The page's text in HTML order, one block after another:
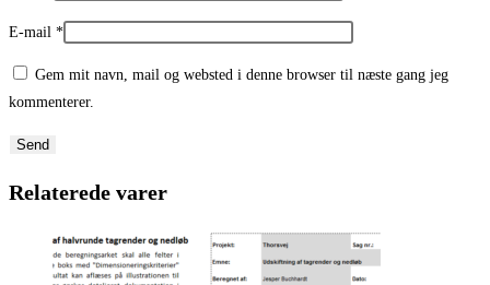
E-mail *
Gem mit navn, mail og websted i denne browser til næste gang jeg
kommenterer.
Relaterede varer